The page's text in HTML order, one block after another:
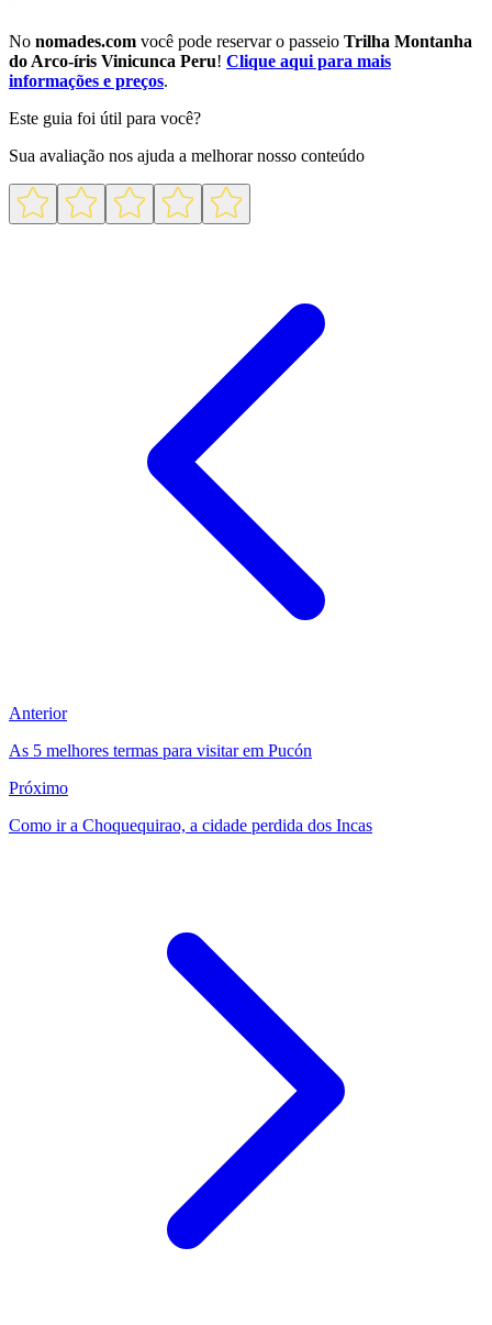
No nomades.com você pode reservar o passeio Trilha Montanha
do Arco-íris Vinicunca Peru! Clique aqui para mais
informações e preços.
Este guia foi útil para você?
Sua avaliação nos ajuda a melhorar nosso conteúdo
Anterior
As 5 melhores termas para visitar em Pucón
Próximo
Como ir a Choquequirao, a cidade perdida dos Incas